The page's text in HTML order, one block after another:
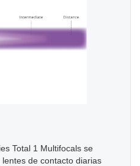
Total 1 Multifocals se
de contacto diarias